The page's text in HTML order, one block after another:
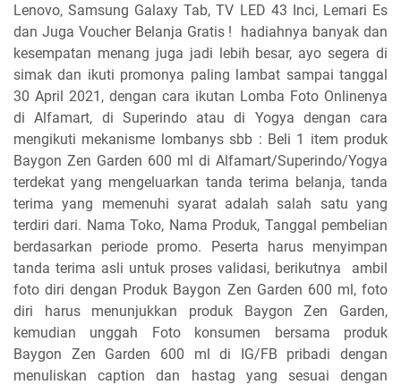
Lenovo, Samsung Galaxy Tab, TV LED 43 Inci, Lemari Es
dan Juga Voucher Belanja Gratis ! hadiahnya banyak dan
kesempatan menang juga jadi lebih besar, ayo segera di
simak dan ikuti promonya paling lambat sampai tanggal
30 April 2021, dengan cara ikutan Lomba Foto Onlinenya
di Alfamart, di Superindo atau di Yogya dengan cara
mengikuti mekanisme lombanys sbb : Beli 1 item produk
Baygon Zen Garden 600 ml di Alfamart/Superindo/Yogya
terdekat yang mengeluarkan tanda terima belanja, tanda
terima yang memenuhi syarat adalah salah satu yang
terdiri dari. Nama Toko, Nama Produk, Tanggal pembelian
berdasarkan periode promo. Peserta harus menyimpan
tanda terima asli untuk proses validasi, berikutnya ambil
foto diri dengan Produk Baygon Zen Garden 600 ml, foto
diri harus menunjukkan produk Baygon Zen Garden,
kemudian unggah Foto konsumen bersama produk
Baygon Zen Garden 600 ml di IG/FB pribadi dengan
menuliskan caption dan hastag yang sesuai dengan